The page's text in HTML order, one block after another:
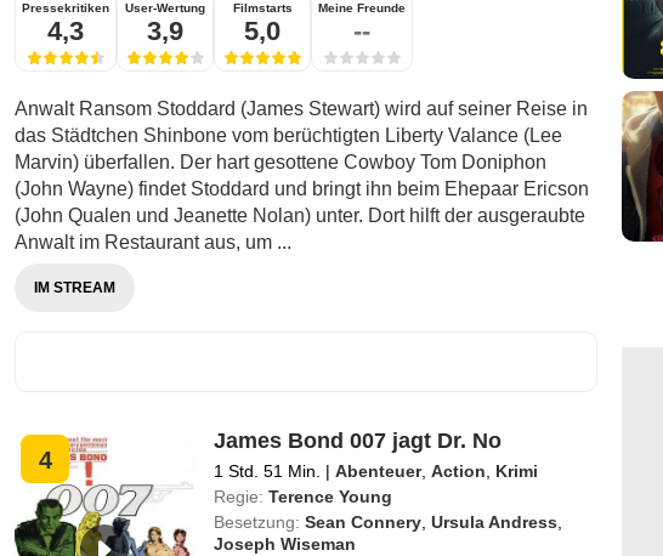
Pressekritiken
4,3
User-Wertung
3,9
Filmstarts
5,0
Meine Freunde
--
Anwalt Ransom Stoddard (James Stewart) wird auf seiner Reise in
das Städtchen Shinbone vom berüchtigten Liberty Valance (Lee
Marvin) überfallen. Der hart gesottene Cowboy Tom Doniphon
(John Wayne) findet Stoddard und bringt ihn beim Ehepaar Ericson
(John Qualen und Jeanette Nolan) unter. Dort hilft der ausgeraubte
Anwalt im Restaurant aus, um ...
IM STREAM
4
James Bond 007 jagt Dr. No
1 Std. 51 Min. | Abenteuer, Action, Krimi
Regie: Terence Young
Besetzung: Sean Connery, Ursula Andress,
Joseph Wiseman